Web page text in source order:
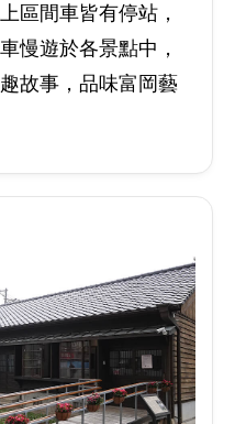
區間車皆有停站，
慢遊於各景點中，
故事，品味富岡藝